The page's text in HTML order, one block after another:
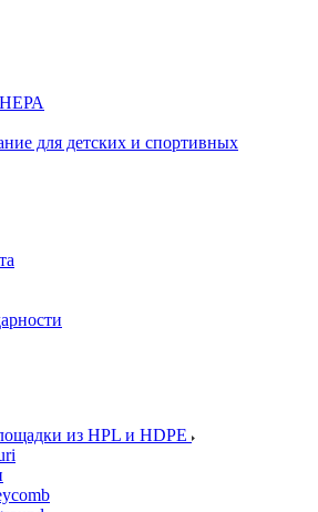
из HPL и HDPE